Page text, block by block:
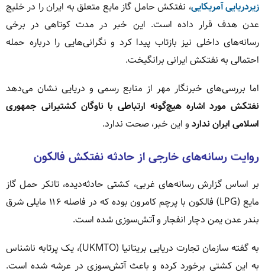
زیردریایی آمریکایی، نفتکش حامل گاز مایع متعلق به ایران را در خلیج
عدن هدف قرار داده است. این خبر در مدت کوتاهی در برخی
رسانه‌های داخلی نیز بازتاب پیدا کرد و نگرانی‌هایی را درباره حمله
احتمالی به نفتکش ایرانی برانگیخت.
اما بررسی‌های خبرنگار مهر از منابع رسمی و دریایی نشان می‌دهد
نفتکش مورد اشاره هیچ‌گونه ارتباطی با ناوگان کشتیرانی جمهوری
اسلامی ایران ندارد و این خبر، صحت ندارد.
روایت رسانه‌های خارجی از حادثه نفتکش فالکون
بر اساس گزارش رسانه‌های غربی، کشتی حادثه‌دیده، تانکر حمل گاز
مایع (LPG) فالکون با پرچم کامرون بوده که در فاصله ۱۱۶ مایلی شرق
بندر عدن یمن دچار انفجار و آتش‌سوزی شده است.
به گفته سازمان تجارت دریایی بریتانیا (UKMTO)، یک پرتابه ناشناس
به این کشتی برخورد کرده و باعث آتش‌سوزی در عرشه شده است.